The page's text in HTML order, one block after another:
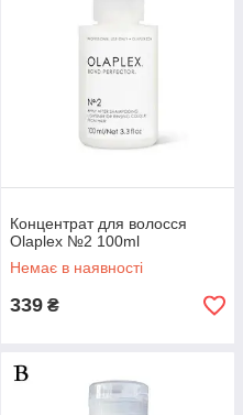
Концентрат для волосся
Olaplex №2 100ml
Немає в наявності
339 ₴